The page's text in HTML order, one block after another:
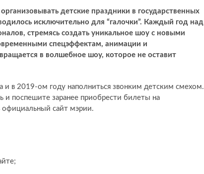
детские праздники в государственных
исключительно для “галочки”. Каждый год над
стремясь создать уникальное шоу с новыми
спецэффектам, анимации и
в волшебное шоу, которое не оставит
и в 2019-ом году наполниться звонким детским смехом.
и поспешите заранее приобрести билеты на
официальный сайт мэрии.